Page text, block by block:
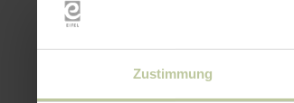
Zustimmung